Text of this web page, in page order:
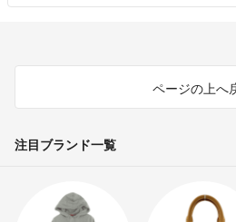
ページの上へ
注目ブランド一覧